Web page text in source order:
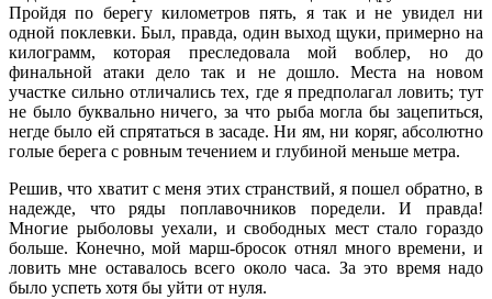
Пройдя по берегу километров пять, я так и не увидел ни
одной поклевки. Был, правда, один выход щуки, примерно на
килограмм, которая преследовала мой воблер, но до
финальной атаки дело так и не дошло. Места на новом
участке сильно отличались тех, где я предполагал ловить; тут
не было буквально ничего, за что рыба могла бы зацепиться,
негде было ей спрятаться в засаде. Ни ям, ни коряг, абсолютно
голые берега с ровным течением и глубиной меньше метра.
Решив, что хватит с меня этих странствий, я пошел обратно, в
надежде, что ряды поплавочников поредели. И правда!
Многие рыболовы уехали, и свободных мест стало гораздо
больше. Конечно, мой марш-бросок отнял много времени, и
ловить мне оставалось всего около часа. За это время надо
было успеть хотя бы уйти от нуля.